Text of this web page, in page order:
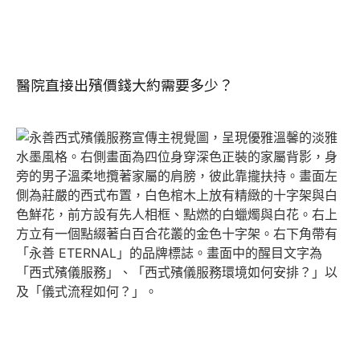
醫院直接出殯價錢大約需要多少？